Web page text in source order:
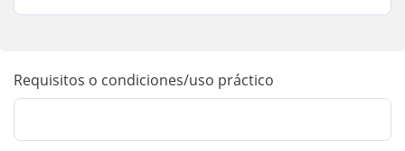
Requisitos o condiciones/uso práctico